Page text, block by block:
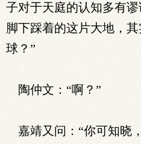
子对于天庭的认知多有
脚下踩着的这片大地，
球？”
陶仲文：“啊？”
嘉靖又问：“你可知晓